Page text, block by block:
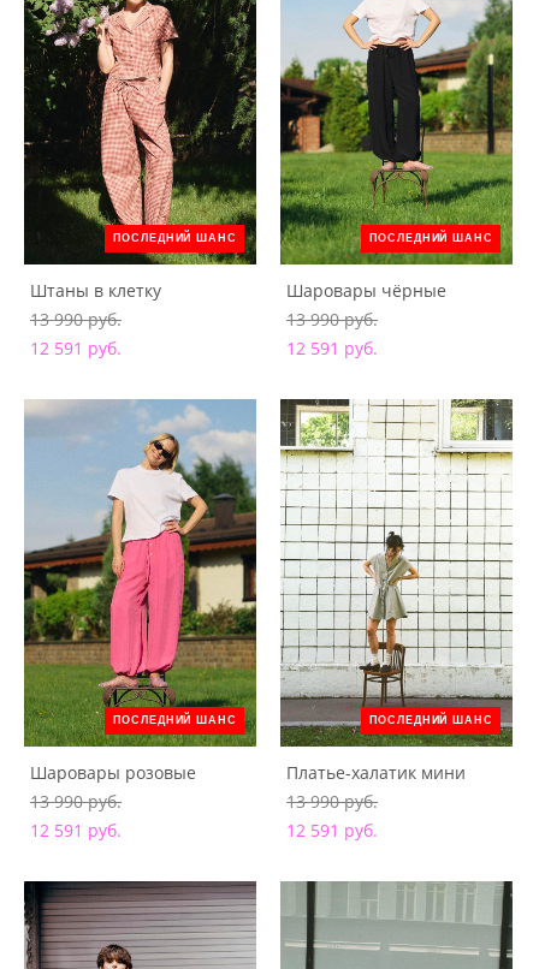
ПОСЛЕДНИЙ ШАНС
Штаны в клетку
13 990 pуб.
12 591 pуб.
ПОСЛЕДНИЙ ШАНС
Шаровары чёрные
13 990 pуб.
12 591 pуб.
ПОСЛЕДНИЙ ШАНС
Шаровары розовые
13 990 pуб.
12 591 pуб.
ПОСЛЕДНИЙ ШАНС
Платье-халатик мини
13 990 pуб.
12 591 pуб.